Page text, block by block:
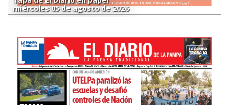
miércoles 05 de agosto de 2026